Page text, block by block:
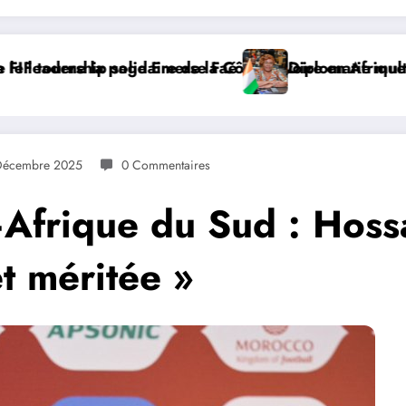
en Afrique
Diplomatie multilatérale : à Addis-Abeba, SE
2025 0 Commentaires
du Sud :
méritée »